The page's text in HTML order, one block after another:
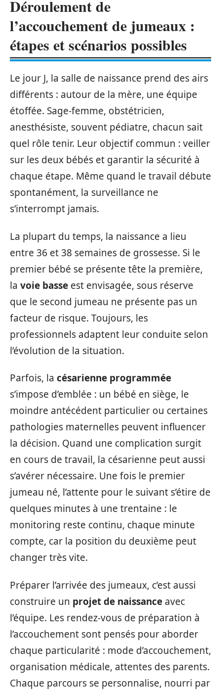
Déroulement de
l’accouchement de jumeaux :
étapes et scénarios possibles
Le jour J, la salle de naissance prend des airs
différents : autour de la mère, une équipe
étoffée. Sage-femme, obstétricien,
anesthésiste, souvent pédiatre, chacun sait
quel rôle tenir. Leur objectif commun : veiller
sur les deux bébés et garantir la sécurité à
chaque étape. Même quand le travail débute
spontanément, la surveillance ne
s’interrompt jamais.
La plupart du temps, la naissance a lieu
entre 36 et 38 semaines de grossesse. Si le
premier bébé se présente tête la première,
la voie basse est envisagée, sous réserve
que le second jumeau ne présente pas un
facteur de risque. Toujours, les
professionnels adaptent leur conduite selon
l’évolution de la situation.
Parfois, la césarienne programmée
s’impose d’emblée : un bébé en siège, le
moindre antécédent particulier ou certaines
pathologies maternelles peuvent influencer
la décision. Quand une complication surgit
en cours de travail, la césarienne peut aussi
s’avérer nécessaire. Une fois le premier
jumeau né, l’attente pour le suivant s’étire de
quelques minutes à une trentaine : le
monitoring reste continu, chaque minute
compte, car la position du deuxième peut
changer très vite.
Préparer l’arrivée des jumeaux, c’est aussi
construire un projet de naissance avec
l’équipe. Les rendez-vous de préparation à
l’accouchement sont pensés pour aborder
chaque particularité : mode d’accouchement,
organisation médicale, attentes des parents.
Chaque parcours se personnalise, nourri par